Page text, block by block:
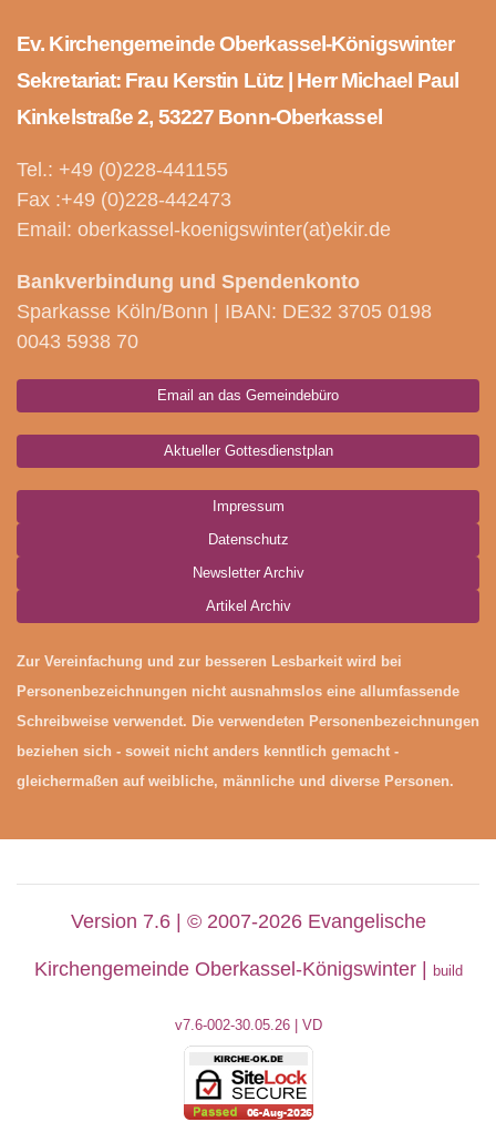
Ev. Kirchengemeinde Oberkassel-Königswinter
Sekretariat: Frau Kerstin Lütz | Herr Michael Paul
Kinkelstraße 2, 53227 Bonn-Oberkassel
Tel.: +49 (0)228-441155
Fax :+49 (0)228-442473
Email: oberkassel-koenigswinter(at)ekir.de
Bankverbindung und Spendenkonto
Sparkasse Köln/Bonn | IBAN: DE32 3705 0198
0043 5938 70
Email an das Gemeindebüro
Aktueller Gottesdienstplan
Impressum
Datenschutz
Newsletter Archiv
Artikel Archiv
Zur Vereinfachung und zur besseren Lesbarkeit wird bei
Personenbezeichnungen nicht ausnahmslos eine allumfassende
Schreibweise verwendet. Die verwendeten Personenbezeichnungen
beziehen sich - soweit nicht anders kenntlich gemacht -
gleichermaßen auf weibliche, männliche und diverse Personen.
Version 7.6 | © 2007-2026 Evangelische
Kirchengemeinde Oberkassel-Königswinter | build
v7.6-002-30.05.26 | VD